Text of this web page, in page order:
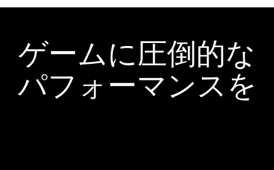
ゲームに圧倒的な
パフォーマンスを